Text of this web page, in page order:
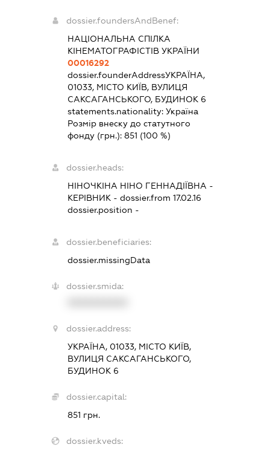
dossier.foundersAndBenef:
НАЦІОНАЛЬНА СПІЛКА
КІНЕМАТОГРАФІСТІВ УКРАЇНИ
00016292
dossier.founderAddressУКРАЇНА,
01033, МІСТО КИЇВ, ВУЛИЦЯ
САКСАГАНСЬКОГО, БУДИНОК 6
statements.nationality: Україна
Розмір внеску до статутного
фонду (грн.): 851 (100 %)
dossier.heads:
НІНОЧКІНА НІНО ГЕННАДІЇВНА -
КЕРІВНИК - dossier.from 17.02.16
dossier.position -
dossier.beneficiaries:
dossier.missingData
dossier.smida:
dossier.address:
УКРАЇНА, 01033, МІСТО КИЇВ,
ВУЛИЦЯ САКСАГАНСЬКОГО,
БУДИНОК 6
dossier.capital:
851 грн.
dossier.kveds: